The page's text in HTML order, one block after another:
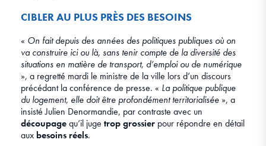
CIBLER AU PLUS PRÈS DES BESOINS
« On fait depuis des années des politiques publiques où on
va construire ici ou là, sans tenir compte de la diversité des
situations en matière de transport, d’emploi ou de numérique
», a regretté mardi le ministre de la ville lors d’un discours
précédant la conférence de presse. « La politique publique
du logement, elle doit être profondément territorialisée », a
insisté Julien Denormandie, par contraste avec un
découpagequ’il juge trop grossier pour répondre en détail
aux besoins réels.